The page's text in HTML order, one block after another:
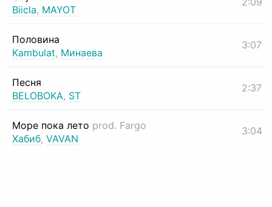
Biicla, MAYOT
Половина
Kambulat, Минаева
3:07
Песня
BELOBOKA, ST
2:37
Море пока лето prod. Fargo
Хабиб, VAVAN
3:04